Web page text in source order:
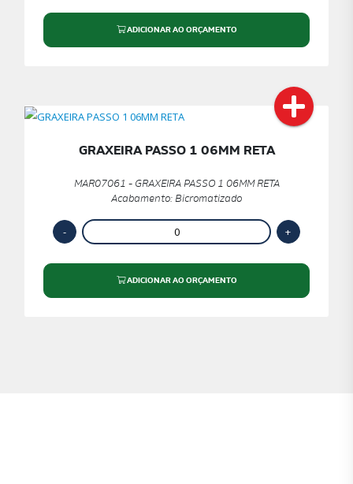
ADICIONAR AO ORÇAMENTO
GRAXEIRA PASSO 1 06MM RETA
MAR07061 - GRAXEIRA PASSO 1 06MM RETA
Acabamento: Bicromatizado
ADICIONAR AO ORÇAMENTO